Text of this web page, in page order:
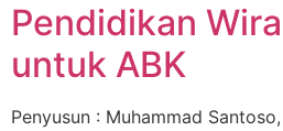
Pendidikan
untuk ABK
Penyusun : Muhammad